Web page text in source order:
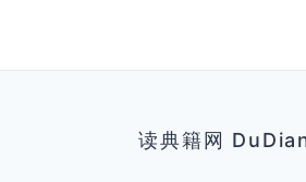
读典籍网